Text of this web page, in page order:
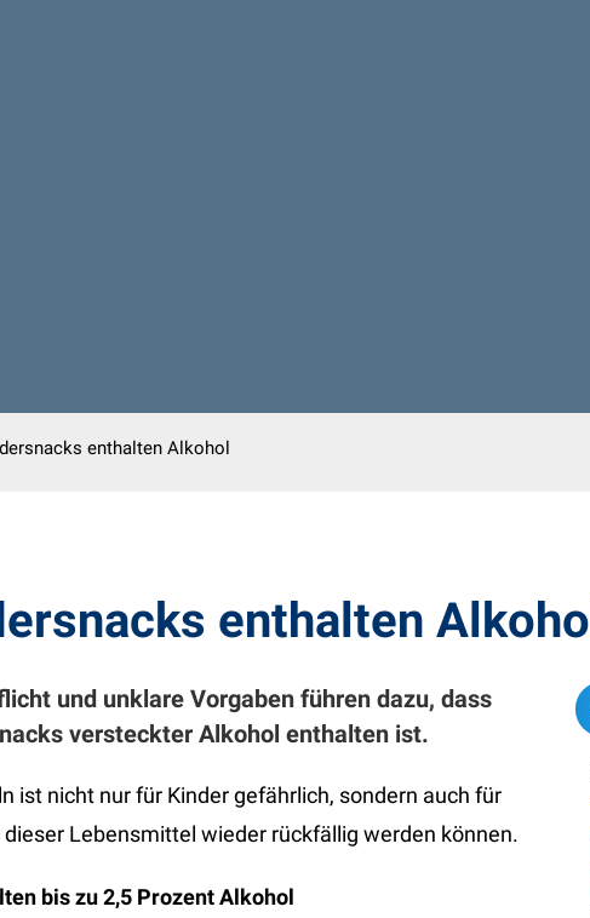
enthalten Alkohol
enthalten Alkohol
und unklare Vorgaben führen dazu, dass
versteckter Alkohol enthalten ist.
ist nicht nur für Kinder gefährlich, sondern auch für
Lebensmittel wieder rückfällig werden können.
bis zu 2,5 Prozent Alkohol